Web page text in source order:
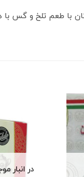
با طعم تلخ و گس
در انبار